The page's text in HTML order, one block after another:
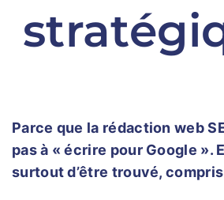
Parce que la rédaction web
pas à « écrire pour Google ».
surtout d’être trouvé,